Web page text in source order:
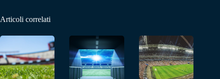
Articoli correlati